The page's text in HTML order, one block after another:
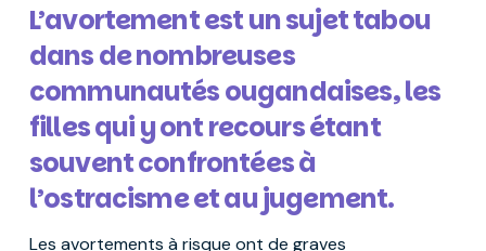
L’avortement est un sujet tabou
dans de nombreuses
communautés ougandaises, les
filles qui y ont recours étant
souvent confrontées à
l’ostracisme et au jugement.
Les avortements à risque ont de graves